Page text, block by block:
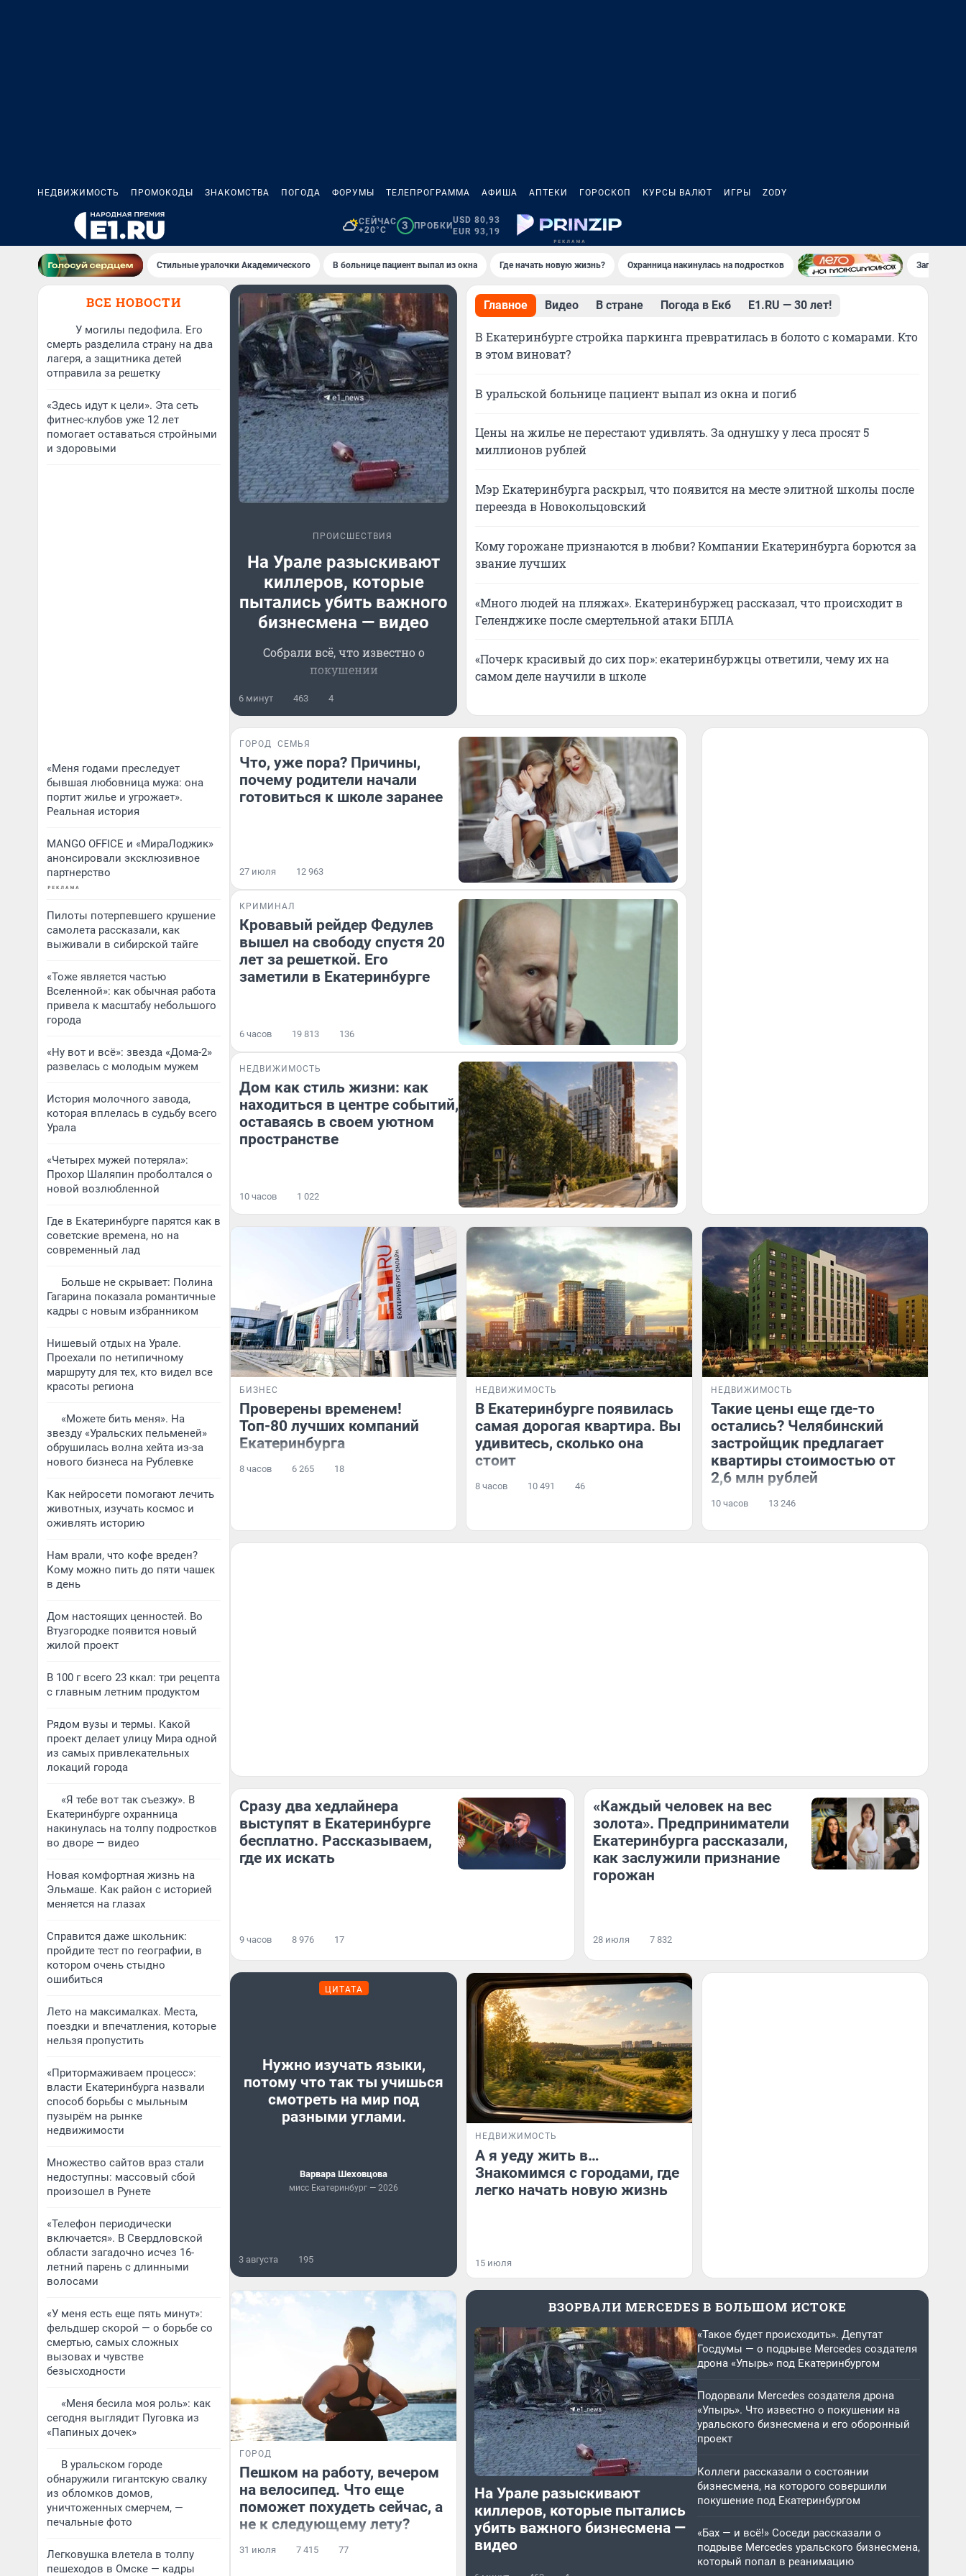
НЕДВИЖИМОСТЬ ПРОМОКОДЫ ЗНАКОМСТВА ПОГОДА ФОРУМЫ ТЕЛЕПРОГРАММА АФИША АПТЕКИ ГОРОСКОП КУРСЫ ВАЛЮТ ИГРЫ ZODY
СЕЙЧАС
+20°C
3 ПРОБКИ
USD 80,93
EUR 93,19
Стильные уралочки Академического В больнице пациент выпал из окна Где начать новую жизнь? Охранница накинулась на подростков Загадочно
ВСЕ НОВОСТИ
У могилы педофила. Его
смерть разделила страну на два
лагеря, а защитника детей
отправила за решетку
«Здесь идут к цели». Эта сеть
фитнес-клубов уже 12 лет
помогает оставаться стройными
и здоровыми
«Меня годами преследует
бывшая любовница мужа: она
портит жилье и угрожает».
Реальная история
MANGO OFFICE и «МираЛоджик»
анонсировали эксклюзивное
партнерство
Пилоты потерпевшего крушение
самолета рассказали, как
выживали в сибирской тайге
«Тоже является частью
Вселенной»: как обычная работа
привела к масштабу небольшого
города
«Ну вот и всё»: звезда «Дома-2»
развелась с молодым мужем
История молочного завода,
которая вплелась в судьбу всего
Урала
«Четырех мужей потеряла»:
Прохор Шаляпин проболтался о
новой возлюбленной
Где в Екатеринбурге парятся как в
советские времена, но на
современный лад
Больше не скрывает: Полина
Гагарина показала романтичные
кадры с новым избранником
Нишевый отдых на Урале.
Проехали по нетипичному
маршруту для тех, кто видел все
красоты региона
«Можете бить меня». На
звезду «Уральских пельменей»
обрушилась волна хейта из-за
нового бизнеса на Рублевке
Как нейросети помогают лечить
животных, изучать космос и
оживлять историю
Нам врали, что кофе вреден?
Кому можно пить до пяти чашек
в день
Дом настоящих ценностей. Во
Втузгородке появится новый
жилой проект
В 100 г всего 23 ккал: три рецепта
с главным летним продуктом
Рядом вузы и термы. Какой
проект делает улицу Мира одной
из самых привлекательных
локаций города
«Я тебе вот так съезжу». В
Екатеринбурге охранница
накинулась на толпу подростков
во дворе — видео
Новая комфортная жизнь на
Эльмаше. Как район с историей
меняется на глазах
Справится даже школьник:
пройдите тест по географии, в
котором очень стыдно
ошибиться
Лето на максималках. Места,
поездки и впечатления, которые
нельзя пропустить
«Притормаживаем процесс»:
власти Екатеринбурга назвали
способ борьбы с мыльным
пузырём на рынке
недвижимости
Множество сайтов враз стали
недоступны: массовый сбой
произошел в Рунете
«Телефон периодически
включается». В Свердловской
области загадочно исчез 16-
летний парень с длинными
волосами
«У меня есть еще пять минут»:
фельдшер скорой — о борьбе со
смертью, самых сложных
вызовах и чувстве
безысходности
«Меня бесила моя роль»: как
сегодня выглядит Пуговка из
«Папиных дочек»
В уральском городе
обнаружили гигантскую свалку
из обломков домов,
уничтоженных смерчем, —
печальные фото
Легковушка влетела в толпу
пешеходов в Омске — кадры
ПРОИСШЕСТВИЯ
На Урале разыскивают
киллеров, которые
пытались убить важного
бизнесмена — видео
Собрали всё, что известно о
покушении
6 минут 463 4
Главное Видео В стране Погода в Екб Е1.RU — 30 лет!
В Екатеринбурге стройка паркинга превратилась в болото с комарами. Кто
в этом виноват?
В уральской больнице пациент выпал из окна и погиб
Цены на жилье не перестают удивлять. За однушку у леса просят 5
миллионов рублей
Мэр Екатеринбурга раскрыл, что появится на месте элитной школы после
переезда в Новокольцовский
Кому горожане признаются в любви? Компании Екатеринбурга борются за
звание лучших
«Много людей на пляжах». Екатеринбуржец рассказал, что происходит в
Геленджике после смертельной атаки БПЛА
«Почерк красивый до сих пор»: екатеринбуржцы ответили, чему их на
самом деле научили в школе
ГОРОД СЕМЬЯ
Что, уже пора? Причины,
почему родители начали
готовиться к школе заранее
27 июля 12 963
КРИМИНАЛ
Кровавый рейдер Федулев
вышел на свободу спустя 20
лет за решеткой. Его
заметили в Екатеринбурге
6 часов 19 813 136
НЕДВИЖИМОСТЬ
Дом как стиль жизни: как
находиться в центре событий,
оставаясь в своем уютном
пространстве
10 часов 1 022
БИЗНЕС
Проверены временем!
Топ-80 лучших компаний
Екатеринбурга
8 часов 6 265 18
НЕДВИЖИМОСТЬ
В Екатеринбурге появилась
самая дорогая квартира. Вы
удивитесь, сколько она
стоит
8 часов 10 491 46
НЕДВИЖИМОСТЬ
Такие цены еще где-то
остались? Челябинский
застройщик предлагает
квартиры стоимостью от
2,6 млн рублей
10 часов 13 246
Сразу два хедлайнера
выступят в Екатеринбурге
бесплатно. Рассказываем,
где их искать
9 часов 8 976 17
«Каждый человек на вес
золота». Предприниматели
Екатеринбурга рассказали,
как заслужили признание
горожан
28 июля 7 832
ЦИТАТА
Нужно изучать языки,
потому что так ты учишься
смотреть на мир под
разными углами.
Варвара Шеховцова
мисс Екатеринбург — 2026
3 августа 195
НЕДВИЖИМОСТЬ
А я уеду жить в…
Знакомимся с городами, где
легко начать новую жизнь
15 июля
ГОРОД
Пешком на работу, вечером
на велосипед. Что еще
поможет похудеть сейчас, а
не к следующему лету?
31 июля 7 415 77
ВЗОРВАЛИ MERCEDES В БОЛЬШОМ ИСТОКЕ
На Урале разыскивают
киллеров, которые пытались
убить важного бизнесмена —
видео
«Такое будет происходить». Депутат
Госдумы — о подрыве Mercedes создателя
дрона «Упырь» под Екатеринбургом
Подорвали Mercedes создателя дрона
«Упырь». Что известно о покушении на
уральского бизнесмена и его оборонный
проект
Коллеги рассказали о состоянии
бизнесмена, на которого совершили
покушение под Екатеринбургом
«Бах — и всё!» Соседи рассказали о
подрыве Mercedes уральского бизнесмена,
который попал в реанимацию